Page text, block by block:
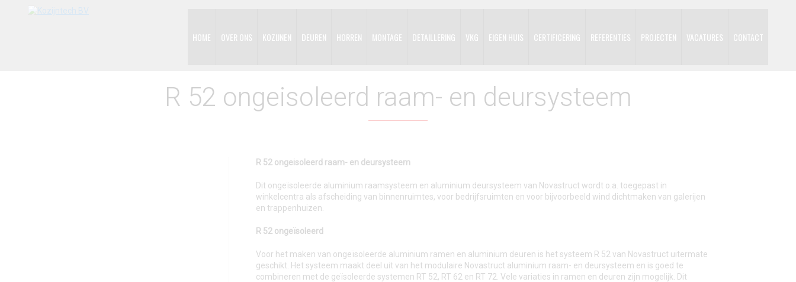
HOME OVER ONS KOZIJNEN DEUREN HORREN MONTAGE DETAILLERING VKG EIGEN HUIS CERTIFICERING REFERENTIES PROJECTEN VACATURES CONTACT
R 52 ongeisoleerd raam- en deursysteem
R 52 ongeisoleerd raam- en deursysteem
Dit ongeïsoleerde aluminium raamsysteem en aluminium deursysteem van Novastruct wordt o.a. toegepast in
winkelcentra als afscheiding van binnenruimtes, voor bedrijfsruimten en voor bijvoorbeeld wind dichtmaken van galerijen
en trappenhuizen.
R 52 ongeïsoleerd
Voor het maken van ongeïsoleerde aluminium ramen en aluminium deuren is het systeem R 52 van Novastruct uitermate
geschikt. Het systeem maakt deel uit van het modulaire Novastruct aluminium raam- en deursysteem en is goed te
combineren met de geïsoleerde systemen RT 52, RT 62 en RT 72. Vele variaties in ramen en deuren zijn mogelijk. Dit